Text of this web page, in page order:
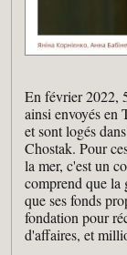
En février 2022,
ainsi envoyés en
et sont logés
Chostak. Pour
la mer, c'est un
comprend que la
que ses fonds
fondation pour
d'affaires, et